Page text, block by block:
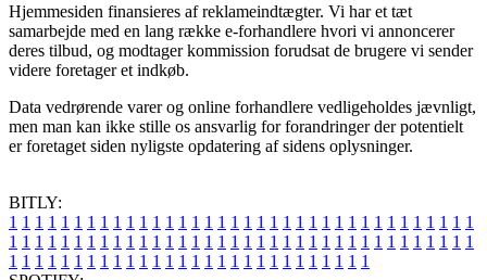
Hjemmesiden finansieres af reklameindtægter. Vi har et tæt
samarbejde med en lang række e-forhandlere hvori vi annoncerer
deres tilbud, og modtager kommission forudsat de brugere vi sender
videre foretager et indkøb.
Data vedrørende varer og online forhandlere vedligeholdes jævnligt,
men man kan ikke stille os ansvarlig for forandringer der potentielt
er foretaget siden nyligste opdatering af sidens oplysninger.
BITLY:
1 1 1 1 1 1 1 1 1 1 1 1 1 1 1 1 1 1 1 1 1 1 1 1 1 1 1 1 1 1 1 1 1 1 1 1
1 1 1 1 1 1 1 1 1 1 1 1 1 1 1 1 1 1 1 1 1 1 1 1 1 1 1 1 1 1 1 1 1 1 1 1
1 1 1 1 1 1 1 1 1 1 1 1 1 1 1 1 1 1 1 1 1 1 1 1 1 1 1 1